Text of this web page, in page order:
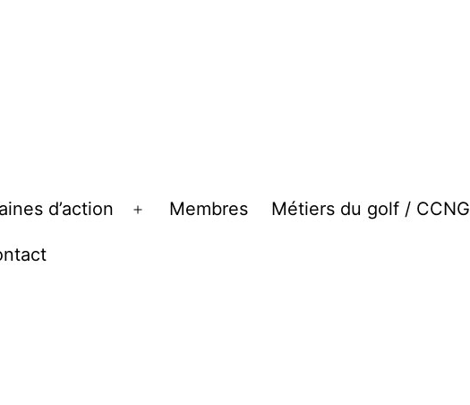
d’action
Ouvrir
Membres Métiers du golf / CCNG